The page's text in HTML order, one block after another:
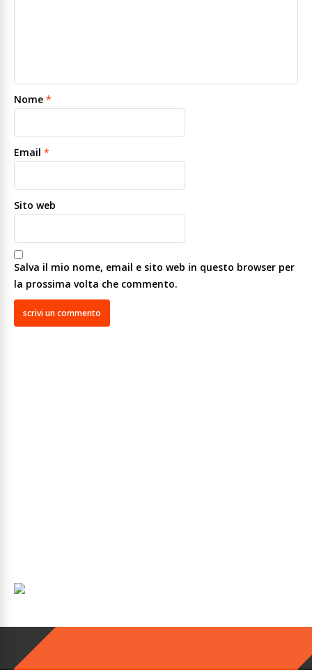
Nome *
Email *
Sito web
Salva il mio nome, email e sito web in questo browser per
la prossima volta che commento.